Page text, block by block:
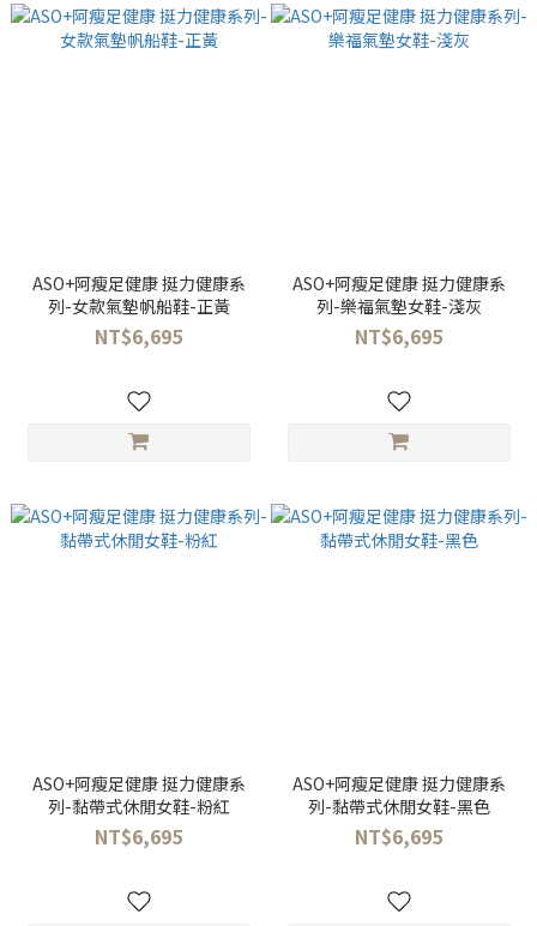
ASO+阿瘦足健康 挺力健康系
列-女款氣墊帆船鞋-正黃
NT$6,695
ASO+阿瘦足健康 挺力健康系
列-樂福氣墊女鞋-淺灰
NT$6,695
ASO+阿瘦足健康 挺力健康系
列-黏帶式休閒女鞋-粉紅
NT$6,695
ASO+阿瘦足健康 挺力健康系
列-黏帶式休閒女鞋-黑色
NT$6,695